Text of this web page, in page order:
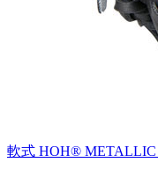
軟式 HOH®